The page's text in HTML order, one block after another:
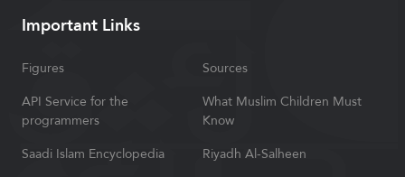
Important Links
Figures
Sources
API Service for the
programmers
What Muslim Children Must
Know
Saadi Islam Encyclopedia
Riyadh Al-Salheen